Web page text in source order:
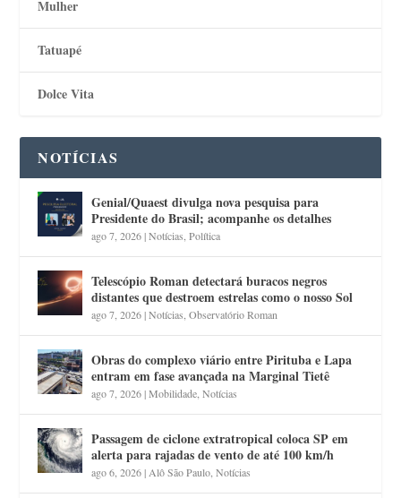
Mulher
Tatuapé
Dolce Vita
NOTÍCIAS
Genial/Quaest divulga nova pesquisa para
Presidente do Brasil; acompanhe os detalhes
ago 7, 2026|Notícias ,Política
Telescópio Roman detectará buracos negros
distantes que destroem estrelas como o nosso Sol
ago 7, 2026|Notícias ,Observatório Roman
Obras do complexo viário entre Pirituba e Lapa
entram em fase avançada na Marginal Tietê
ago 7, 2026|Mobilidade ,Notícias
Passagem de ciclone extratropical coloca SP em
alerta para rajadas de vento de até 100 km/h
ago 6, 2026| Alô São Paulo ,Notícias